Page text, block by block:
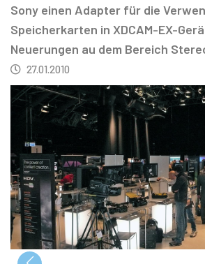
Sony einen Adapter für die
Speicherkarten in XDCAM-EX-
Neuerungen au dem Bereich
27.01.2010